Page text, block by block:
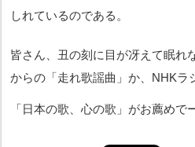
しれているのである。
皆さん、丑の刻に目が冴えて眠れ
からの「走れ歌謡曲」か、NHKラ
「日本の歌、心の歌」がお薦めで